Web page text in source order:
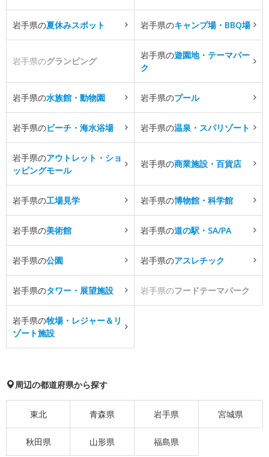
岩手県の夏休みスポット 岩手県のキャンプ場・BBQ場
岩手県のグランピング
岩手県の遊園地・テーマパー
ク
岩手県の水族館・動物園 岩手県のプール
岩手県のビーチ・海水浴場 岩手県の温泉・スパリゾート
岩手県のアウトレット・ショ
ッピングモール
岩手県の商業施設・百貨店
岩手県の工場見学 岩手県の博物館・科学館
岩手県の美術館 岩手県の道の駅・SA/PA
岩手県の公園 岩手県のアスレチック
岩手県のタワー・展望施設 岩手県のフードテーマパーク
岩手県の牧場・レジャー＆リ
ゾート施設
周辺の都道府県から探す
東北 青森県 岩手県 宮城県
秋田県 山形県 福島県